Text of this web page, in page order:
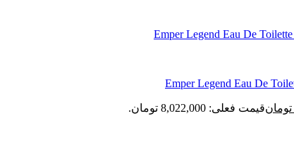
تومانقیمت فعلی: 8,022,000 تومان.